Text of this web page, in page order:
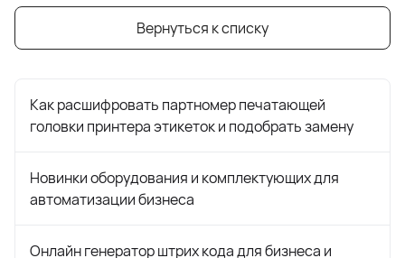
Вернуться к списку
Как расшифровать партномер печатающей
головки принтера этикеток и подобрать замену
Новинки оборудования и комплектующих для
автоматизации бизнеса
Онлайн генератор штрих кода для бизнеса и